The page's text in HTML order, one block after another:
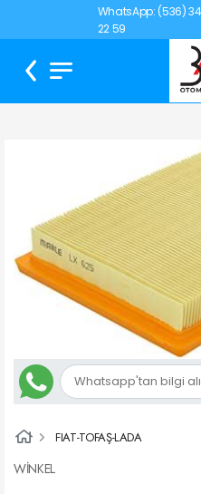
WhatsApp: (536)
22 59
FIAT-TOFAŞ-LADA
WİNKEL